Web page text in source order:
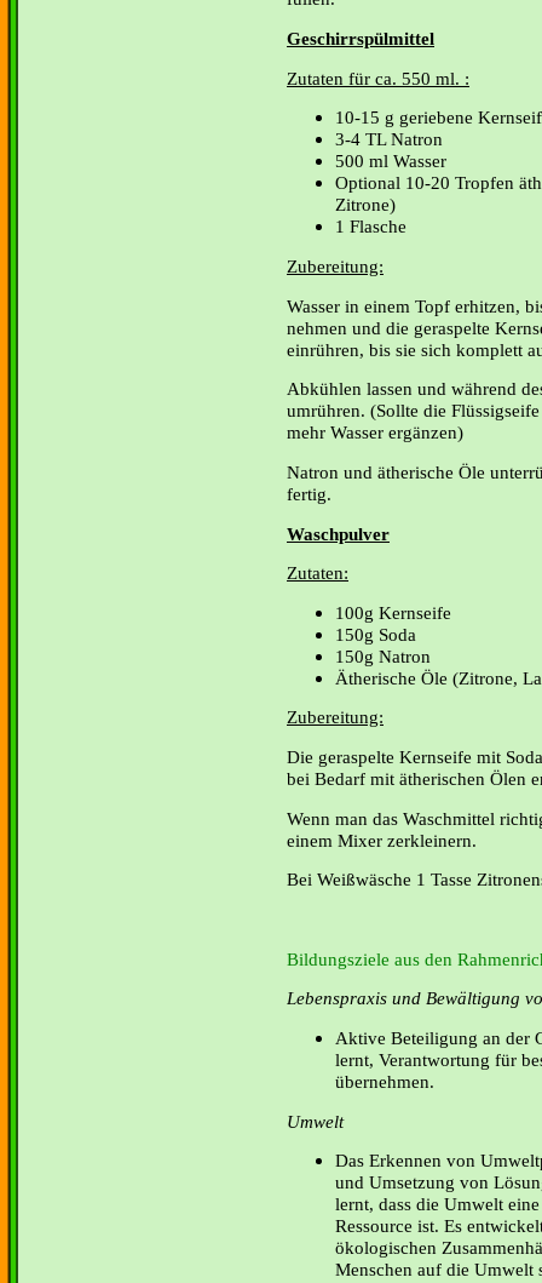
Geschirrspülmittel
Zutaten für ca. 550 ml. :
10-15 g geriebene
3-4 TL Natron
500 ml Wasser
Optional 10-20 Tropfen
Zitrone)
1 Flasche
Zubereitung:
Wasser in einem Topf erhitzen,
nehmen und die geraspelte
einrühren, bis sie sich komplett
Abkühlen lassen und während
umrühren. (Sollte die
mehr Wasser ergänzen)
Natron und ätherische Öle
fertig.
Waschpulver
Zutaten:
100g Kernseife
150g Soda
150g Natron
Ätherische Öle (Zitrone,
Zubereitung:
Die geraspelte Kernseife mit
bei Bedarf mit ätherischen Ölen
Wenn man das Waschmittel
einem Mixer zerkleinern.
Bei Weißwäsche 1 Tasse
Bildungsziele aus den
Lebenspraxis und Bewältigung
Aktive Beteiligung an der
lernt, Verantwortung für
übernehmen.
Umwelt
Das Erkennen von
und Umsetzung von
lernt, dass die Umwelt
Ressource ist. Es
ökologischen
Menschen auf die Umwelt